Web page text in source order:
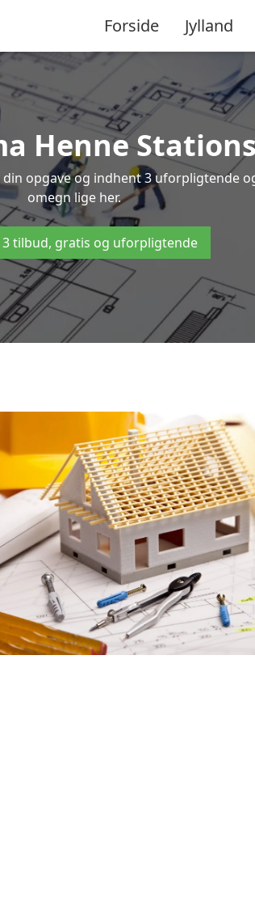
Forside Jylland
Henne
opgave og indhent 3 uforpligtende
omegn lige her.
tilbud, gratis og uforpligtende